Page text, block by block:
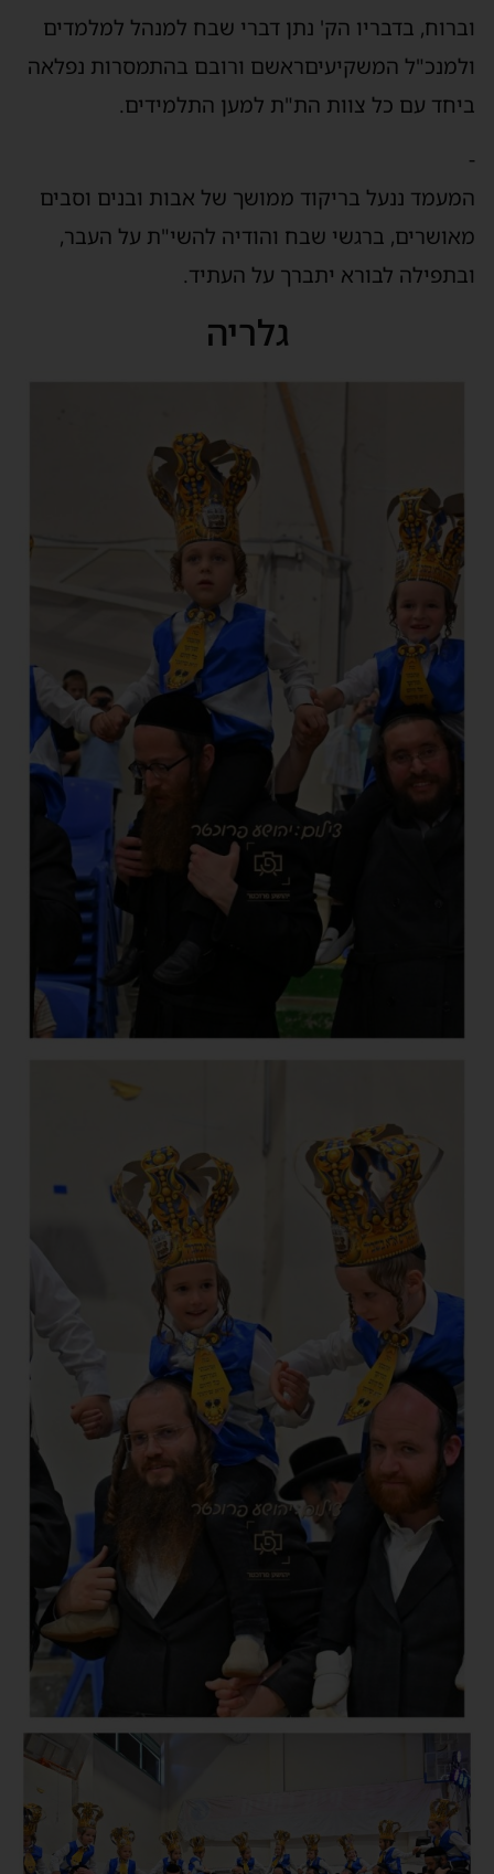
וברוח, בדבריו הק' נתן דברי שבח למנהל למלמדים
ולמנכ"ל המשקיעיםראשם ורובם בהתמסרות נפלאה
ביחד עם כל צוות הת"ת למען התלמידים.
-
המעמד ננעל בריקוד ממושך של אבות ובנים וסבים
מאושרים, ברגשי שבח והודיה להשי"ת על העבר,
ובתפילה לבורא יתברך על העתיד.
גלריה